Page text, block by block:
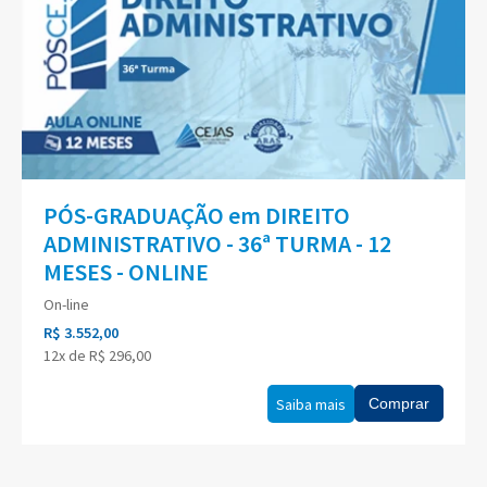
PÓS-GRADUAÇÃO em DIREITO
ADMINISTRATIVO - 36ª TURMA - 12
MESES - ONLINE
On-line
R$ 3.552,00
12x de R$ 296,00
Saiba mais Comprar